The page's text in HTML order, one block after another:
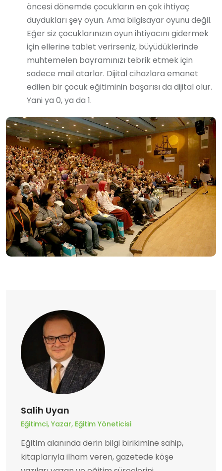
öncesi dönemde çocukların en çok ihtiyaç
duydukları şey oyun. Ama bilgisayar oyunu değil.
Eğer siz çocuklarınızın oyun ihtiyacını gidermek
için ellerine tablet verirseniz, büyüdüklerinde
muhtemelen bayramınızı tebrik etmek için
sadece mail atarlar. Dijital cihazlara emanet
edilen bir çocuk eğitiminin başarısı da dijital olur.
Yani ya 0, ya da 1.
Salih Uyan
Eğitimci, Yazar, Eğitim Yöneticisi
Eğitim alanında derin bilgi birikimine sahip,
kitaplarıyla ilham veren, gazetede köşe